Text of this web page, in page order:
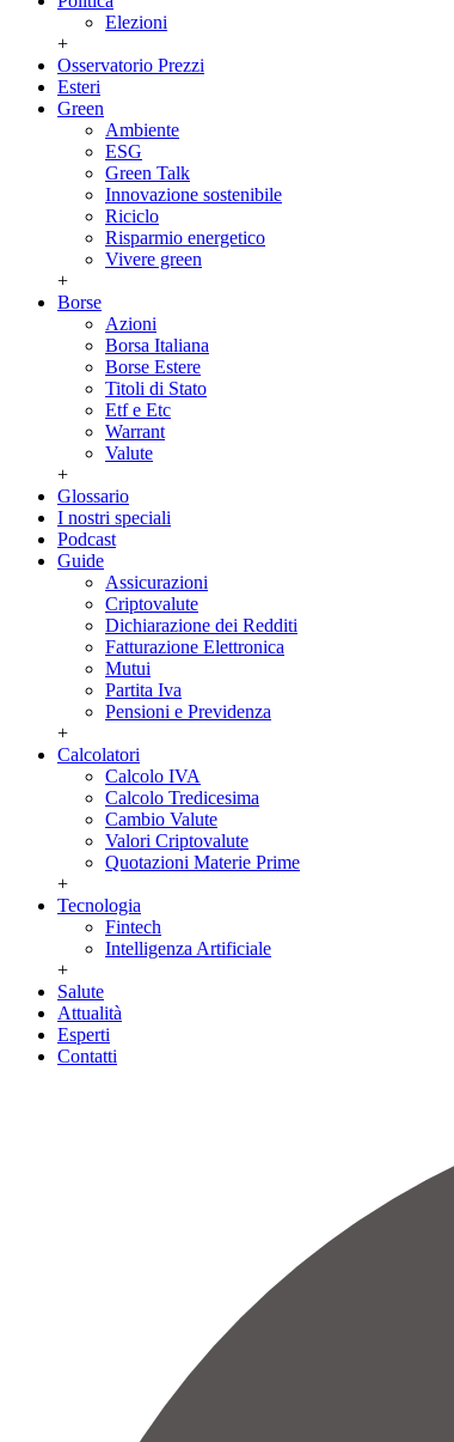
Elezioni
+
Osservatorio Prezzi
Esteri
Green
Ambiente
ESG
Green Talk
Innovazione sostenibile
Riciclo
Risparmio energetico
Vivere green
+
Borse
Azioni
Borsa Italiana
Borse Estere
Titoli di Stato
Etf e Etc
Warrant
Valute
+
Glossario
I nostri speciali
Podcast
Guide
Assicurazioni
Criptovalute
Dichiarazione dei Redditi
Fatturazione Elettronica
Mutui
Partita Iva
Pensioni e Previdenza
+
Calcolatori
Calcolo IVA
Calcolo Tredicesima
Cambio Valute
Valori Criptovalute
Quotazioni Materie Prime
+
Tecnologia
Fintech
Intelligenza Artificiale
+
Salute
Attualità
Esperti
Contatti